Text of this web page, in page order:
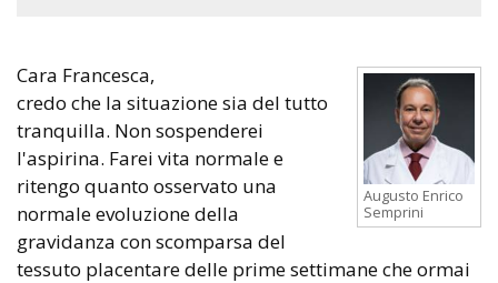
Augusto Enrico
Semprini
Cara Francesca,
credo che la situazione sia del tutto
tranquilla. Non sospenderei
l'aspirina. Farei vita normale e
ritengo quanto osservato una
normale evoluzione della
gravidanza con scomparsa del
tessuto placentare delle prime settimane che ormai